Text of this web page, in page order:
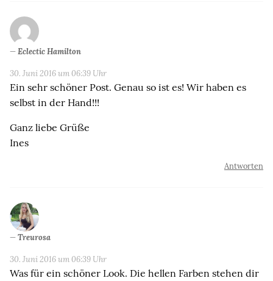
Eclectic Hamilton
30. Juni 2016 um 06:39 Uhr
Ein sehr schöner Post. Genau so ist es! Wir haben es
selbst in der Hand!!!
Ganz liebe Grüße
Ines
Antworten
Treurosa
30. Juni 2016 um 06:39 Uhr
Was für ein schöner Look. Die hellen Farben stehen dir